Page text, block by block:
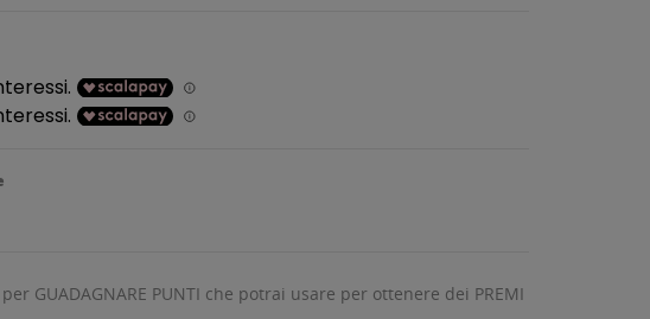
GUADAGNARE PUNTI che potrai usare per ottenere dei PREMI